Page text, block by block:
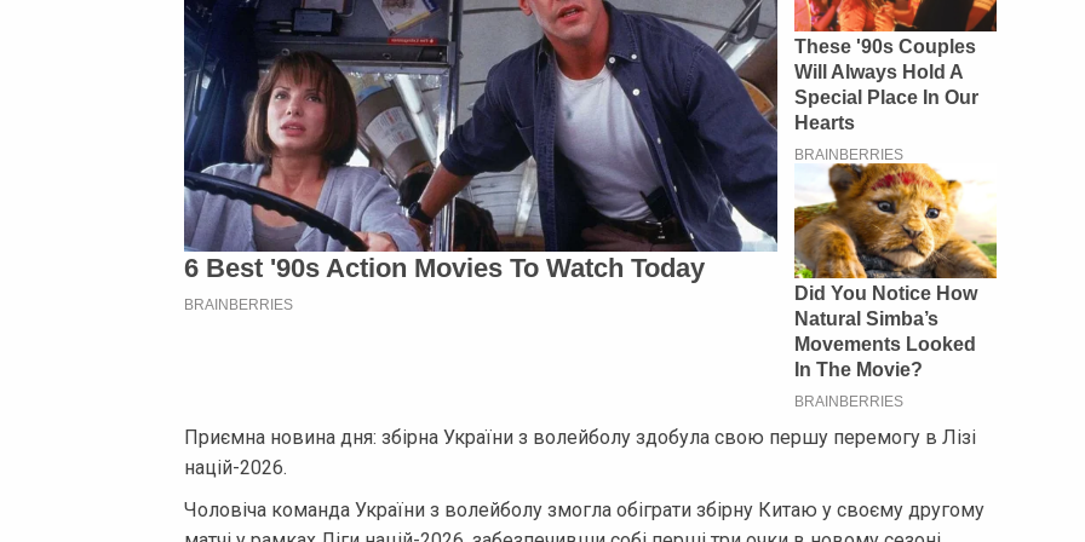
Приємна новина дня: збірна України з волейболу здобула свою першу перемогу в Лізі
націй-2026.
Чоловіча команда України з волейболу змогла обіграти збірну Китаю у своєму другому